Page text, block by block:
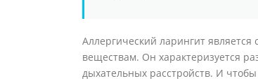
Аллергический ларингит
веществам. Он характеризуется
дыхательных расстройств. И